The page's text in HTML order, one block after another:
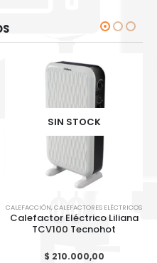
SIN STOCK
CALEFACCIÓN,CALEFACTORES ELÉCTRICOS
Calefactor Eléctrico Liliana
TCV100 Tecnohot
$ 210.000,00